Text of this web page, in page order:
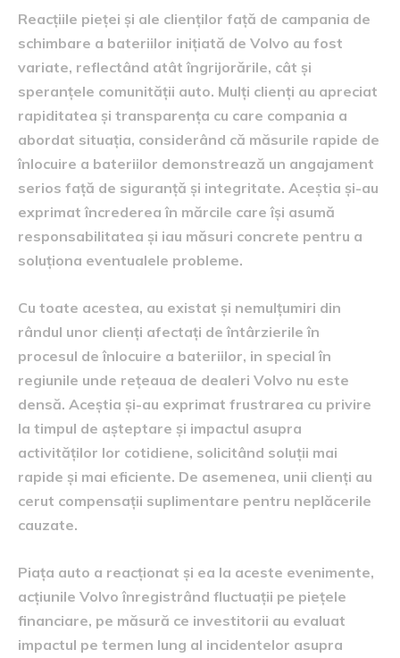
Reacțiile pieței și ale clienților față de campania de
schimbare a bateriilor inițiată de Volvo au fost
variate, reflectând atât îngrijorările, cât și
speranțele comunității auto. Mulți clienți au apreciat
rapiditatea și transparența cu care compania a
abordat situația, considerând că măsurile rapide de
înlocuire a bateriilor demonstrează un angajament
serios față de siguranță și integritate. Aceștia și-au
exprimat încrederea în mărcile care își asumă
responsabilitatea și iau măsuri concrete pentru a
soluționa eventualele probleme.
Cu toate acestea, au existat și nemulțumiri din
rândul unor clienți afectați de întârzierile în
procesul de înlocuire a bateriilor, in special în
regiunile unde rețeaua de dealeri Volvo nu este
densă. Aceștia și-au exprimat frustrarea cu privire
la timpul de așteptare și impactul asupra
activităților lor cotidiene, solicitând soluții mai
rapide și mai eficiente. De asemenea, unii clienți au
cerut compensații suplimentare pentru neplăcerile
cauzate.
Piața auto a reacționat și ea la aceste evenimente,
acțiunile Volvo înregistrând fluctuații pe piețele
financiare, pe măsură ce investitorii au evaluat
impactul pe termen lung al incidentelor asupra